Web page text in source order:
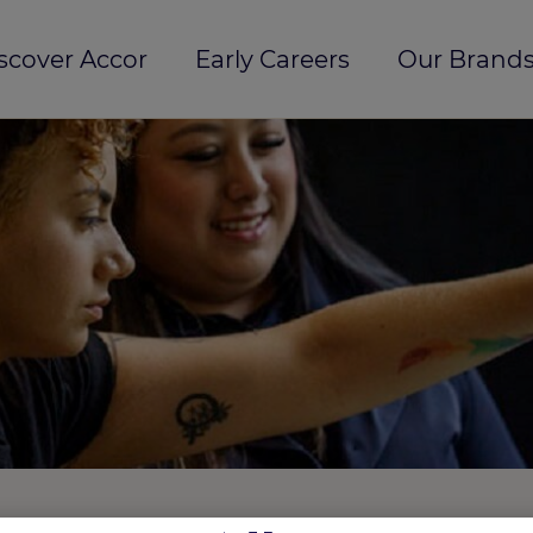
Accor Early Careers Our